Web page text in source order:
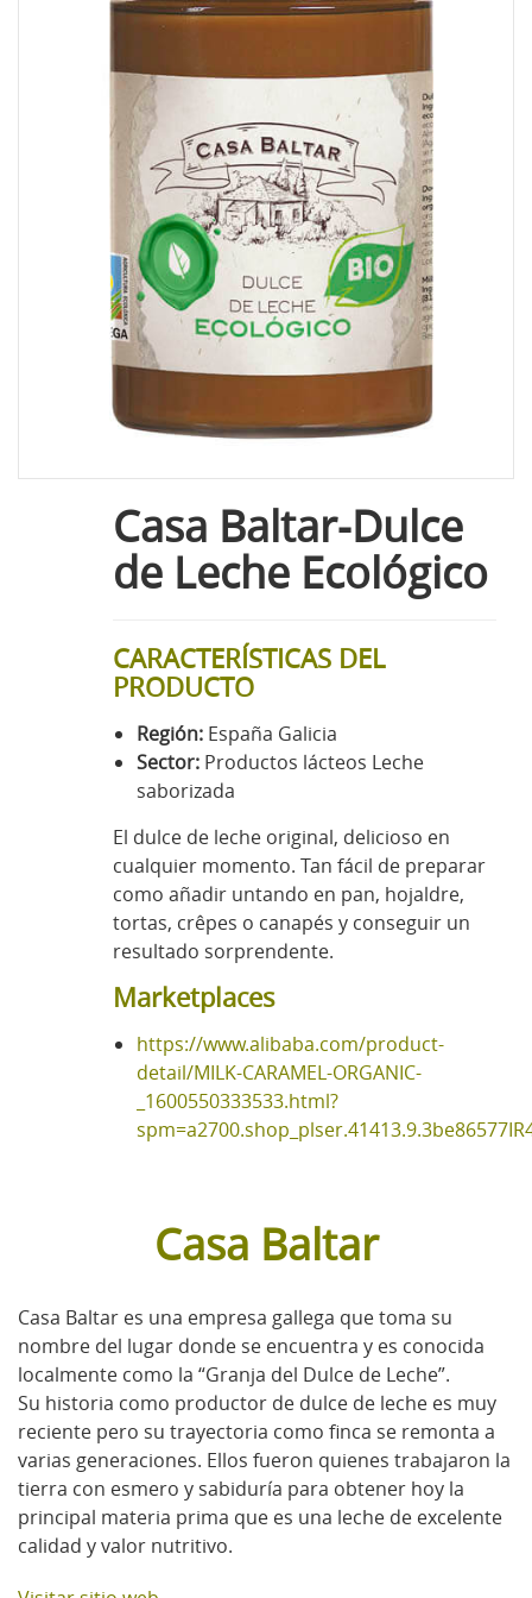
Casa Baltar-Dulce
de Leche Ecológico
CARACTERÍSTICAS DEL
PRODUCTO
Región: España Galicia
Sector: Productos lácteos Leche
saborizada
El dulce de leche original, delicioso en
cualquier momento. Tan fácil de preparar
como añadir untando en pan, hojaldre,
tortas, crêpes o canapés y conseguir un
resultado sorprendente.
Marketplaces
https://www.alibaba.com/product-
detail/MILK-CARAMEL-ORGANIC-
_1600550333533.html?
Casa Baltar
Casa Baltar es una empresa gallega que toma su
nombre del lugar donde se encuentra y es conocida
localmente como la “Granja del Dulce de Leche”.
Su historia como productor de dulce de leche es muy
reciente pero su trayectoria como finca se remonta a
varias generaciones. Ellos fueron quienes trabajaron la
tierra con esmero y sabiduría para obtener hoy la
principal materia prima que es una leche de excelente
calidad y valor nutritivo.